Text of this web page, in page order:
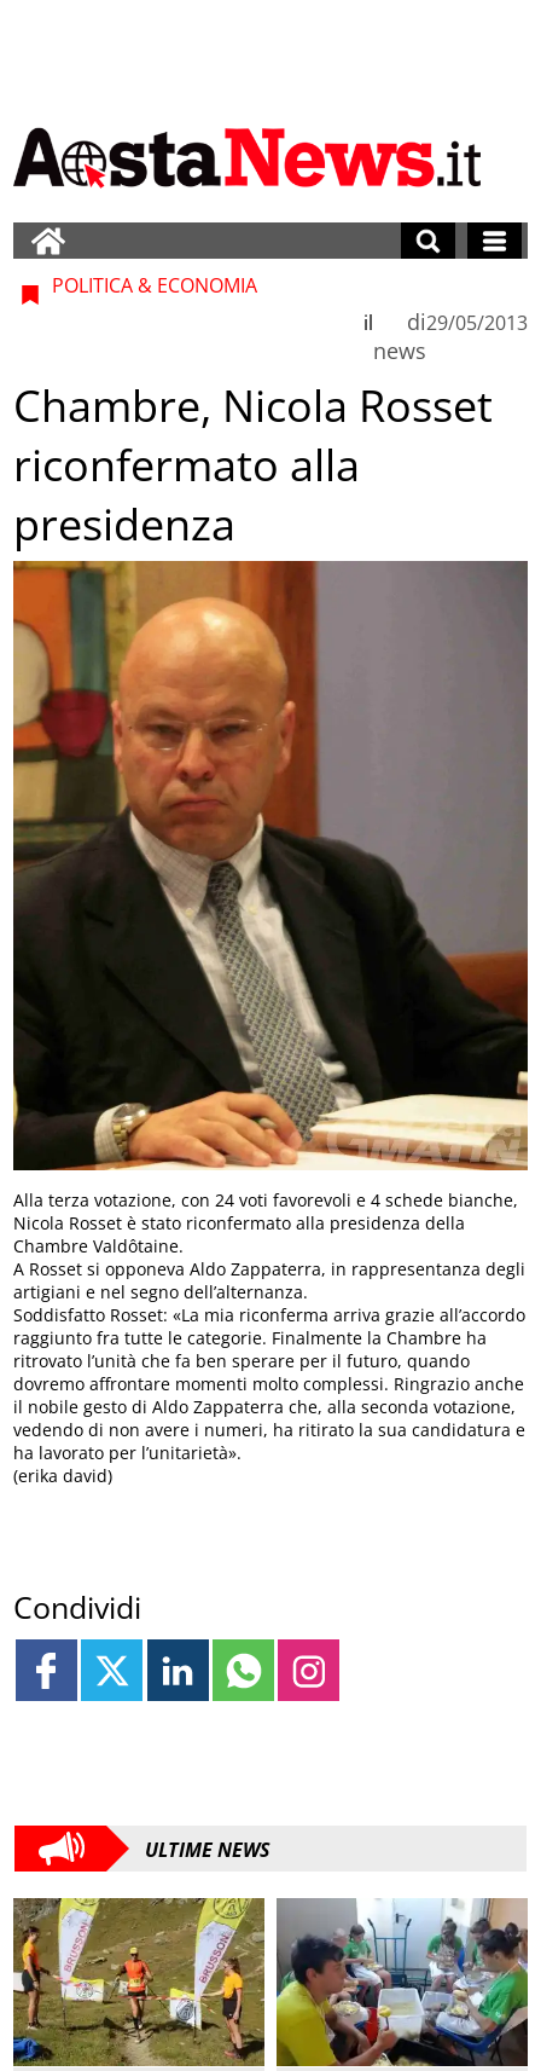
POLITICA & ECONOMIA
di
news
il 29/05/2013
Chambre, Nicola Rosset
riconfermato alla
presidenza
Alla terza votazione, con 24 voti favorevoli e 4 schede bianche,
Nicola Rosset è stato riconfermato alla presidenza della
Chambre Valdôtaine.
A Rosset si opponeva Aldo Zappaterra, in rappresentanza degli
artigiani e nel segno dell’alternanza.
Soddisfatto Rosset: «La mia riconferma arriva grazie all’accordo
raggiunto fra tutte le categorie. Finalmente la Chambre ha
ritrovato l’unità che fa ben sperare per il futuro, quando
dovremo affrontare momenti molto complessi. Ringrazio anche
il nobile gesto di Aldo Zappaterra che, alla seconda votazione,
vedendo di non avere i numeri, ha ritirato la sua candidatura e
ha lavorato per l’unitarietà».
(erika david)
Condividi
ULTIME NEWS